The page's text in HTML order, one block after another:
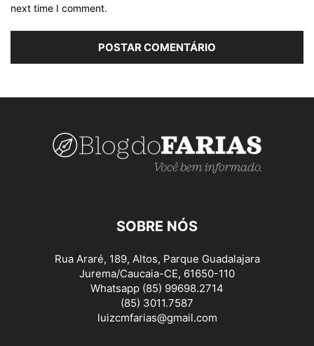
next time I comment.
SOBRE NÓS
Rua Araré, 189, Altos, Parque Guadalajara
Jurema/Caucaia-CE, 61650-110
Whatsapp (85) 99698.2714
(85) 3011.7587
luizcmfarias@gmail.com